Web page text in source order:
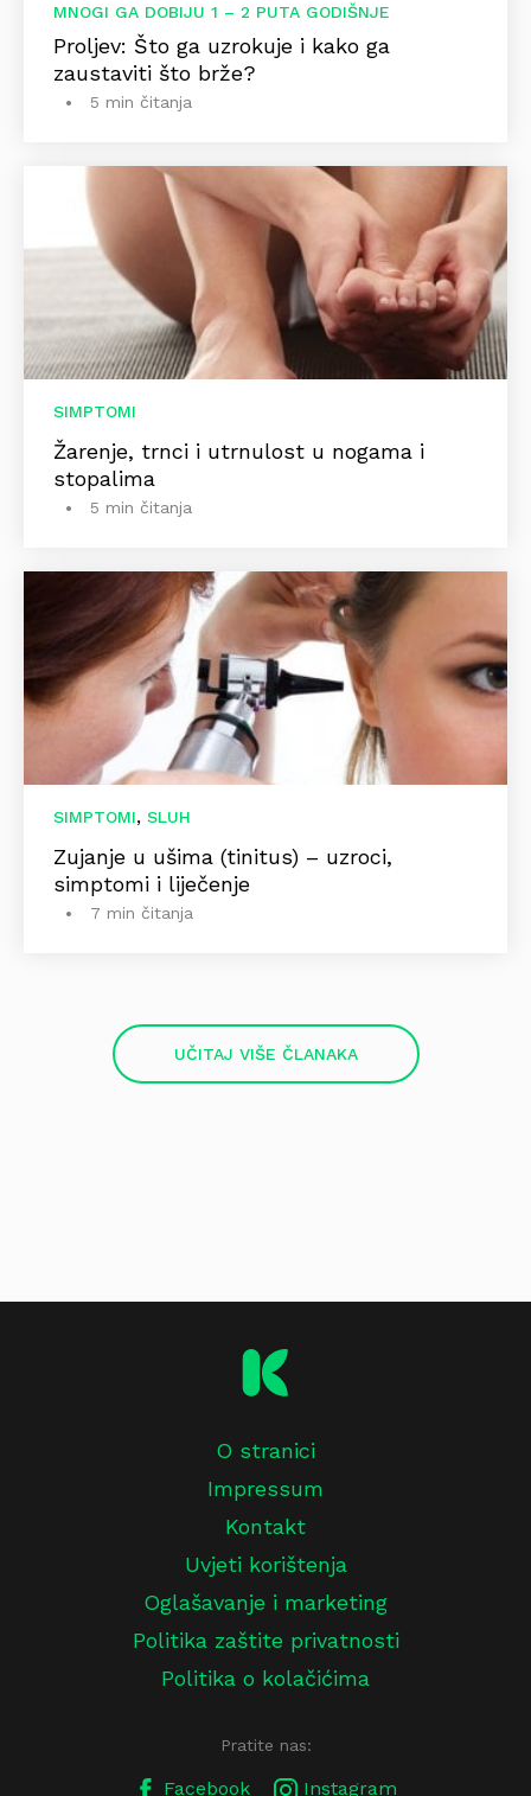
MNOGI GA DOBIJU 1 – 2 PUTA GODIŠNJE
Proljev: Što ga uzrokuje i kako ga
zaustaviti što brže?
5 min čitanja
SIMPTOMI
Žarenje, trnci i utrnulost u nogama i
stopalima
5 min čitanja
SIMPTOMI, SLUH
Zujanje u ušima (tinitus) – uzroci,
simptomi i liječenje
7 min čitanja
UČITAJ VIŠE ČLANAKA
O stranici
Impressum
Kontakt
Uvjeti korištenja
Oglašavanje i marketing
Politika zaštite privatnosti
Politika o kolačićima
Pratite nas:
Facebook Instagram